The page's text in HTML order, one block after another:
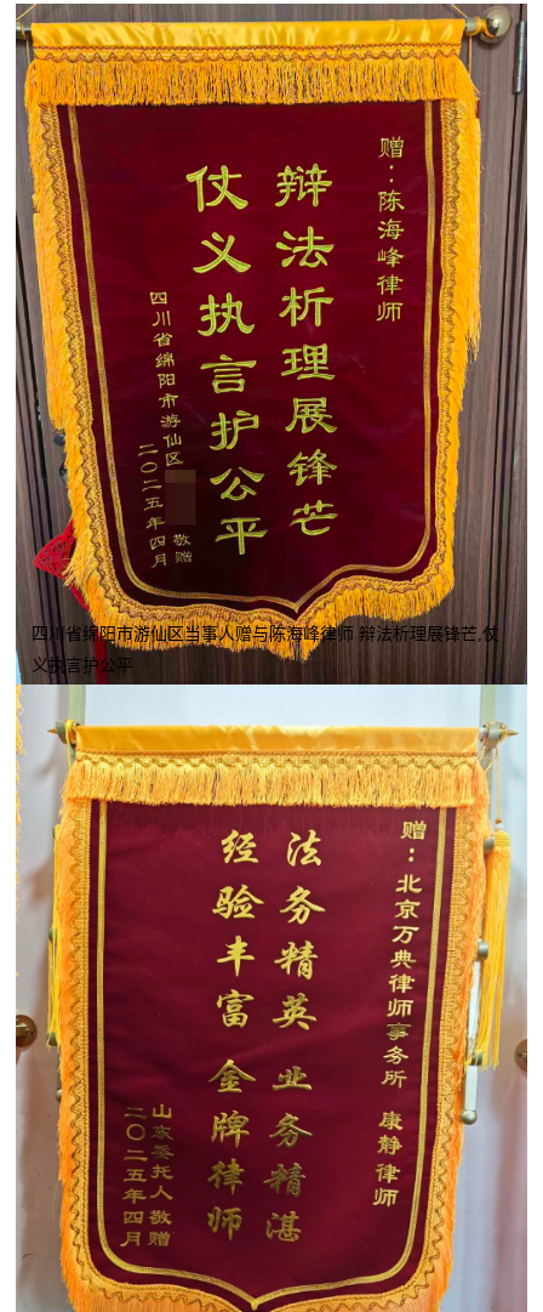
四川省绵阳市游仙区当事人赠与陈海峰律师 辩法析理展锋芒,仗
义执言护公平